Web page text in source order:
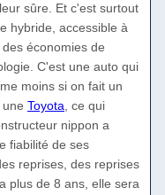
sûre. Et c'est surtout
hybride, accessible à
économies de
C'est une auto qui
moins si on fait un
Toyota, ce qui
nippon a
fiabilité de ses
reprises, des reprises
plus de 8 ans, elle sera